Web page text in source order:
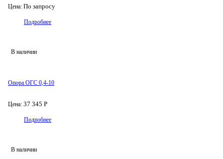
Цена: По запросу
Подробнее
В наличии
Опора ОГС 0,4-10
Цена: 37 345 Р
Подробнее
В наличии